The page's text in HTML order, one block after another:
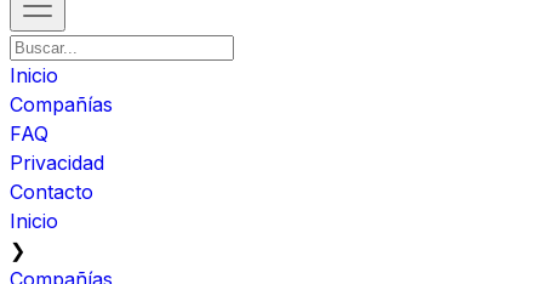
Inicio
Compañías
FAQ
Privacidad
Contacto
Inicio
❯